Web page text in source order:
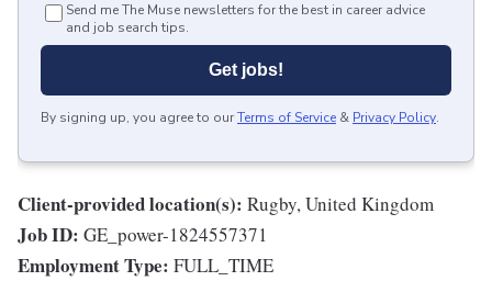
Send me The Muse newsletters for the best in career advice
and job search tips.
Get jobs!
By signing up, you agree to ourTerms of Service & Privacy Policy.
Client-provided location(s): Rugby, United Kingdom
Job ID: GE_power-1824557371
Employment Type: FULL_TIME